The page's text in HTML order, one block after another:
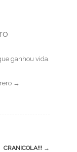
ganhou vida.
→
CRANICOLA!!! →